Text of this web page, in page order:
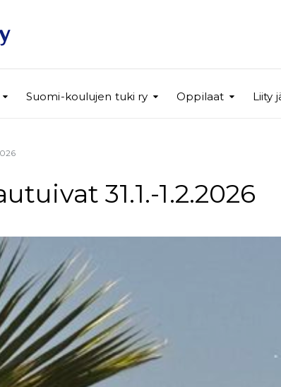
Suomi-koulujen tuki ry Oppilaat Liity
31.1.-1.2.2026